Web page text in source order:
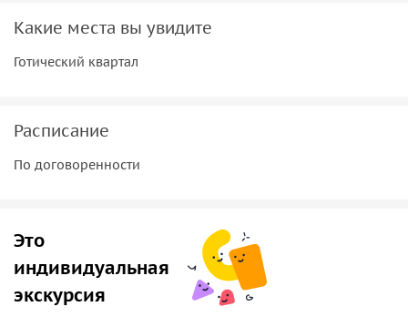
Какие места вы увидите
Готический квартал
Расписание
По договоренности
Это
индивидуальная
экскурсия